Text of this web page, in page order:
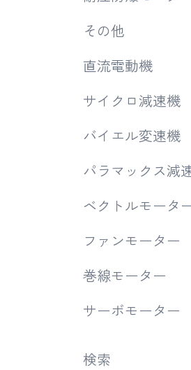
その他
直流電動機
サイクロ減速機
バイエル変速機
パラマックス減
ベクトルモータ
ファンモーター
巻線モーター
サーボモーター
検索